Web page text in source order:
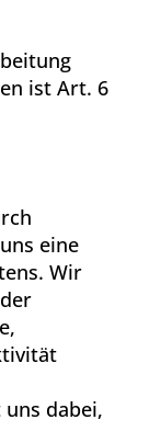
ist Art. 6
eine
Wir
dabei,